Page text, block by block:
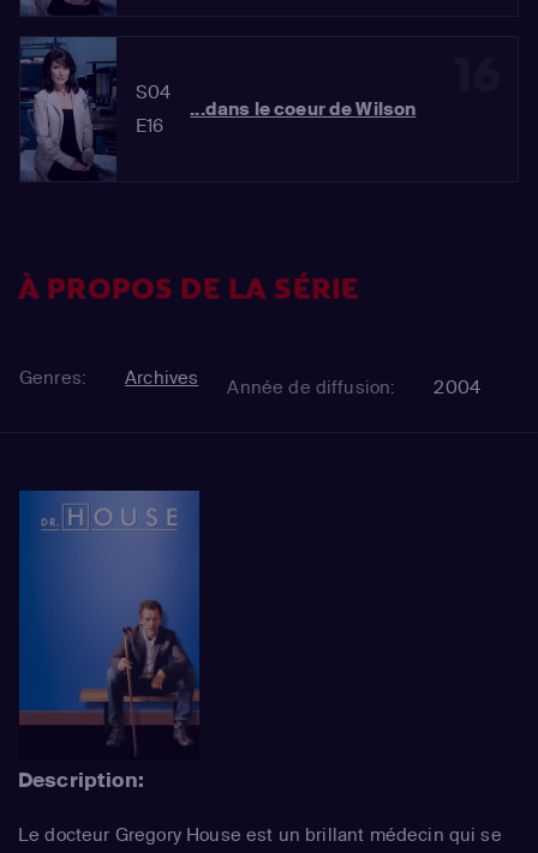
S04
E16
...dans le coeur de Wilson
À PROPOS DE LA SÉRIE
Genres: Archives Année de diffusion: 2004
Description:
Le docteur Gregory House est un brillant médecin qui se